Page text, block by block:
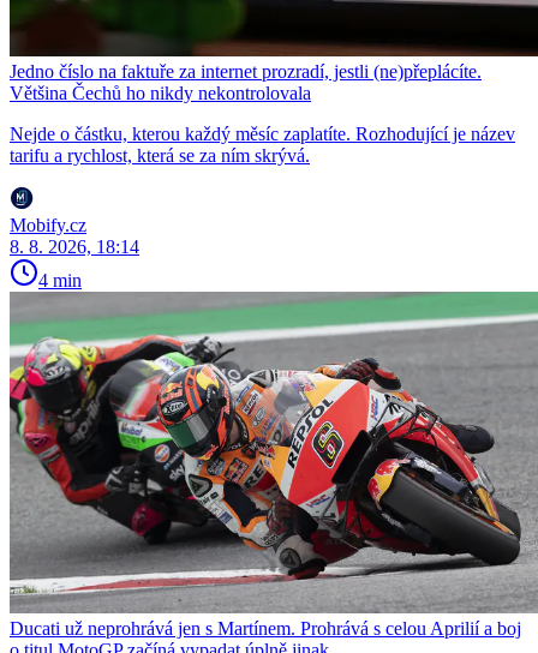
Jedno číslo na faktuře za internet prozradí, jestli (ne)přeplácíte.
Většina Čechů ho nikdy nekontrolovala
Nejde o částku, kterou každý měsíc zaplatíte. Rozhodující je název
tarifu a rychlost, která se za ním skrývá.
Mobify.cz
8. 8. 2026, 18:14
4 min
Ducati už neprohrává jen s Martínem. Prohrává s celou Aprilií a boj